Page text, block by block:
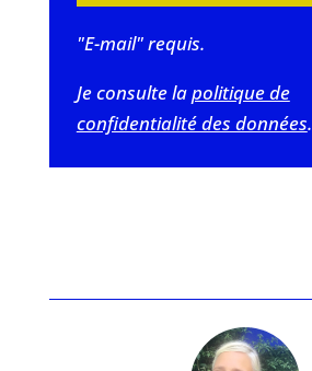
"E-mail" requis.
Je consulte lapolitique de
confidentialité des données.